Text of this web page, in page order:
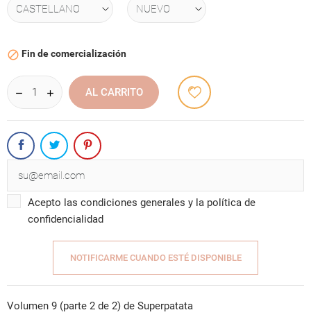
 Fin de comercialización
AL CARRITO
Acepto las condiciones generales y la política de
confidencialidad
NOTIFICARME CUANDO ESTÉ DISPONIBLE
Volumen 9 (parte 2 de 2) de Superpatata